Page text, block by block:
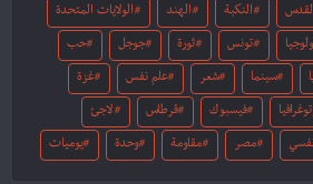
النكبة الهند الولايات المتحدة
تونس ثورة جوجل حب
سينما شعر علم نفس غزة
فيسبوك قرطاس لاجئ
مصر مقاومة وحدة يوميات